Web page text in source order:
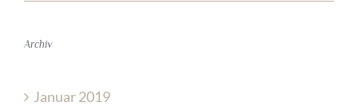
Archiv
Januar 2019